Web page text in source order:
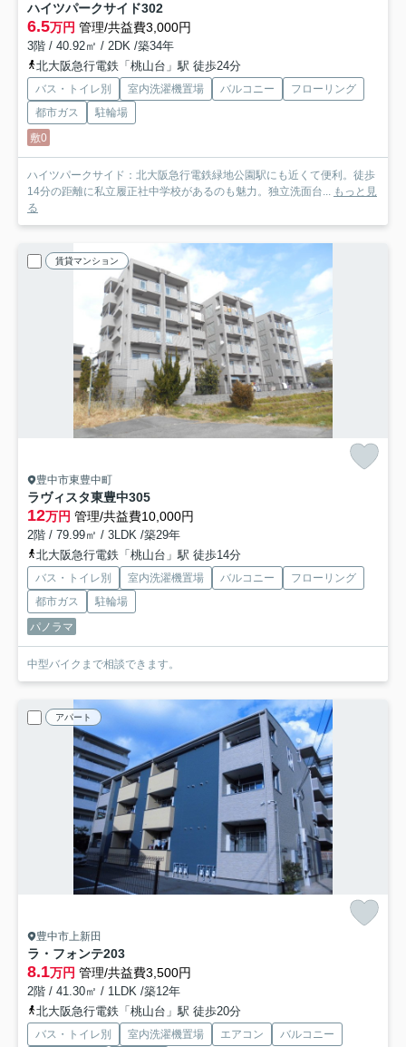
ハイツパークサイド302
6.5万円 管理/共益費3,000円
3階 / 40.92㎡ / 2DK /築34年
北大阪急行電鉄「桃山台」駅 徒歩24分
バス・トイレ別 室内洗濯機置場 バルコニー
フローリング
都市ガス
駐輪場
敷0
ハイツパークサイド：北大阪急行電鉄緑地公園駅にも近くて便利。徒歩
14分の距離に私立履正社中学校があるのも魅力。独立洗面台... もっと見
る
賃貸マンション
豊中市東豊中町
ラヴィスタ東豊中305
12万円 管理/共益費10,000円
2階 / 79.99㎡ / 3LDK /築29年
北大阪急行電鉄「桃山台」駅 徒歩14分
バス・トイレ別 室内洗濯機置場 バルコニー
フローリング
都市ガス
駐輪場
パノラマ
中型バイクまで相談できます。
アパート
豊中市上新田
ラ・フォンテ203
8.1万円 管理/共益費3,500円
2階 / 41.30㎡ / 1LDK /築12年
北大阪急行電鉄「桃山台」駅 徒歩20分
バス・トイレ別 室内洗濯機置場 エアコン バルコニー